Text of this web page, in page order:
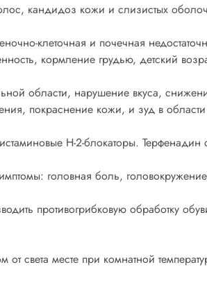
кандидоз кожи и слизистых
клеточная и почечная
кормление грудью, детский
области, нарушение вкуса,
покраснение кожи, и зуд в
Н-2-блокаторы.
головная боль,
противогрибковую обработку
света месте при комнатной